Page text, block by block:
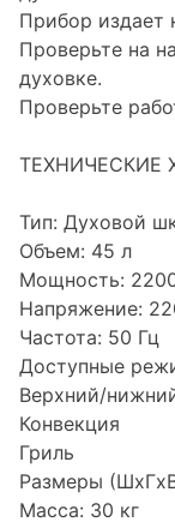
Прибор
Проверьте на
духовке.
Проверьте
ТЕХНИЧЕСКИЕ
Тип: Духовой
Объем: 45 л
Мощность:
Напряжение:
Частота: 50 Гц
Доступные
Верхний/
Конвекция
Гриль
Размеры
Масса: 30 кг